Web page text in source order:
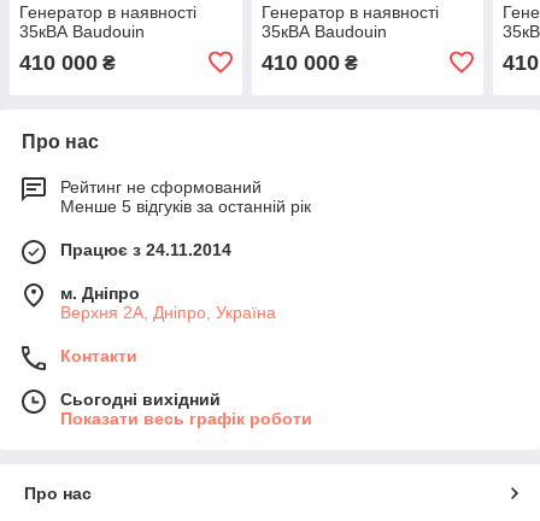
Генератор в наявності
35кВА Baudouin
410 000 ₴
Генератор в наявності
35кВА Baudouin
410 000₴
Про нас
Рейтинг не сформований
Менше 5 відгуків за останній рік
Працює з 24.11.2014
м. Дніпро
Верхня 2А, Дніпро, Україна
Контакти
Сьогодні вихідний
Показати весь графік роботи
Про нас